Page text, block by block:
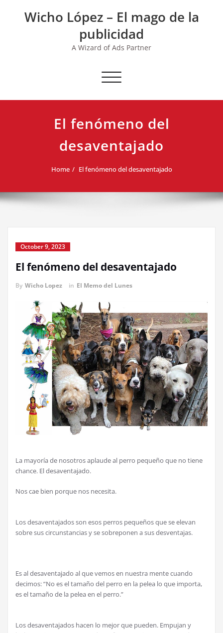
Wicho López – El mago de la
publicidad
A Wizard of Ads Partner
Toggle navigation
El fenómeno del
desaventajado
Home El fenómeno del desaventajado
October 9, 2023
El fenómeno del desaventajado
By Wicho Lopez in El Memo del Lunes
La mayoría de nosotros aplaude al perro pequeño que no tiene
chance. El desaventajado.
Nos cae bien porque nos necesita.
Los desaventajados son esos perros pequeños que se elevan
sobre sus circunstancias y se sobreponen a sus desventajas.
Es al desaventajado al que vemos en nuestra mente cuando
decimos: “No es el tamaño del perro en la pelea lo que importa,
es el tamaño de la pelea en el perro.”
Los desaventajados hacen lo mejor que pueden. Empujan y